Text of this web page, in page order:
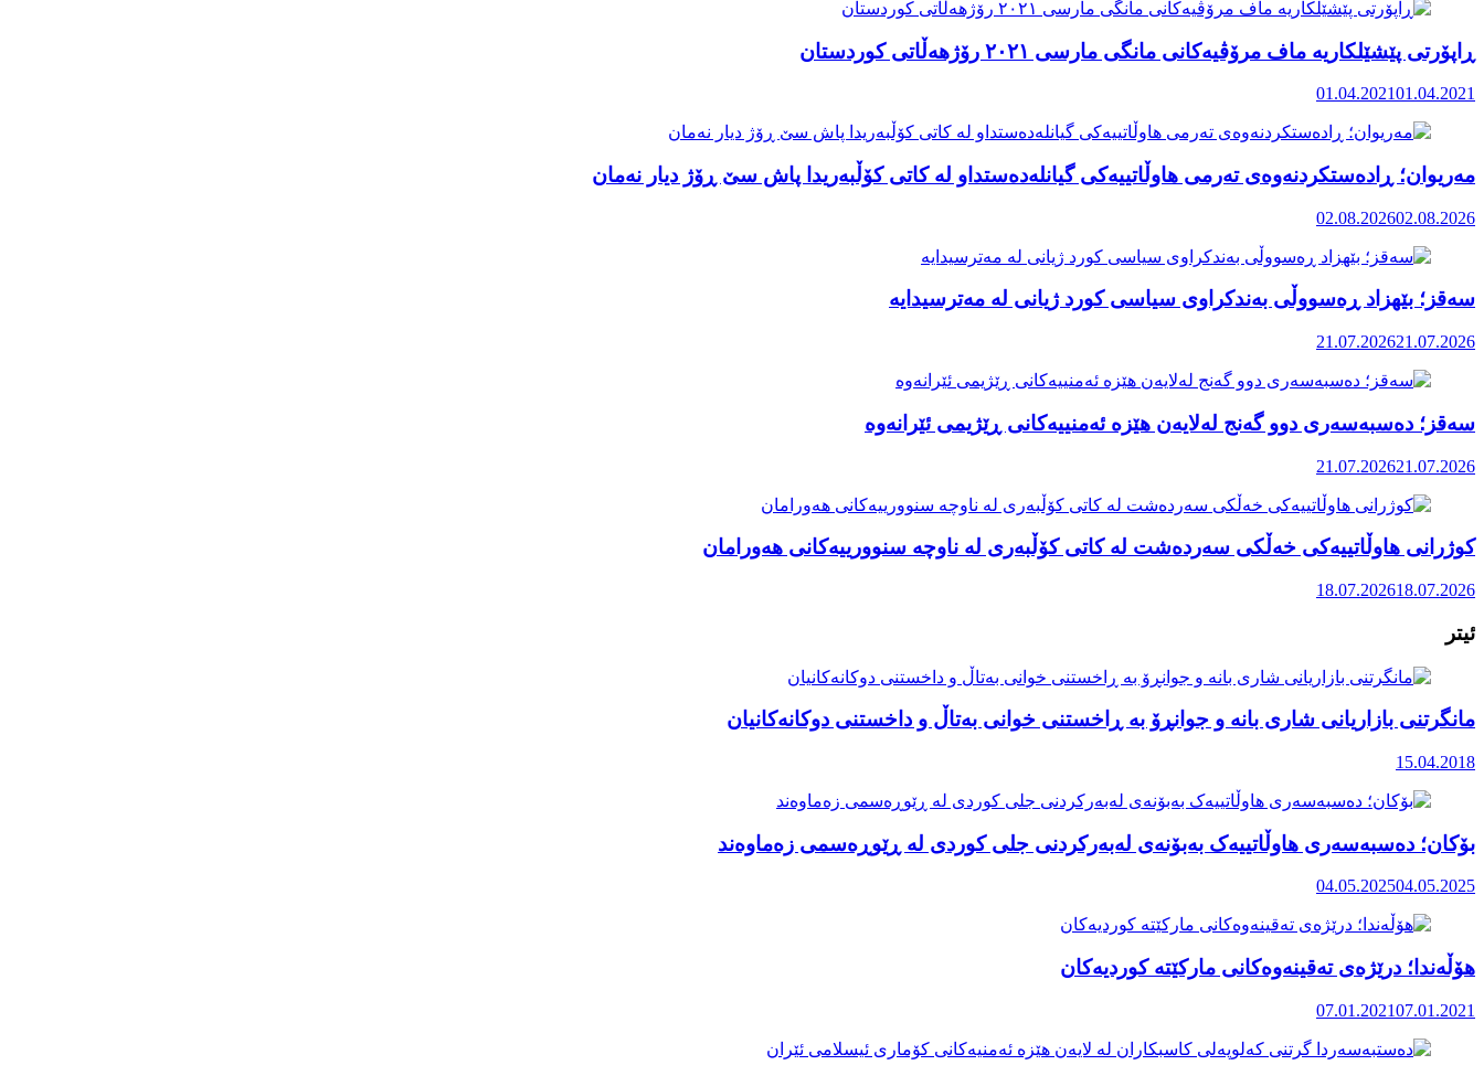
ڕاپۆرتی پێشێلکاریە ماف مرۆڤیەکانی مانگی مارسی ٢٠٢١ رۆژهەڵاتی کوردستان
01.04.202101.04.2021
مەریوان؛ ڕادەستکردنەوەی تەرمی هاوڵاتییەکی گیانلەدەستداو لە کاتی کۆڵبەریدا پاش سێ ڕۆژ دیار نەمان
02.08.202602.08.2026
سەقز؛ بێهزاد ڕەسووڵی بەندکراوی سیاسی کورد ژیانی لە مەترسیدایە
21.07.202621.07.2026
سەقز؛ دەسبەسەری دوو گەنج لەلایەن هێزە ئەمنییەکانی ڕێژیمی ئێرانەوە
21.07.202621.07.2026
کوژرانی هاوڵاتییەکی خەڵکی سەردەشت لە کاتی کۆڵبەری لە ناوچە سنوورییەکانی هەورامان
18.07.202618.07.2026
ئیتر
مانگرتنی بازاریانی شاری بانە و جوانڕۆ بە ڕاخستنی خوانی بەتاڵ و داخستنی دوکانەکانیان
15.04.2018
بۆکان؛ دەسبەسەری هاوڵاتییەک بەبۆنەی لەبەرکردنی جلی کوردی لە ڕێوڕەسمی زەماوەند
04.05.202504.05.2025
هۆڵەندا؛ درێژەی تەقینەوەکانی مارکێتە کوردیەکان
07.01.202107.01.2021